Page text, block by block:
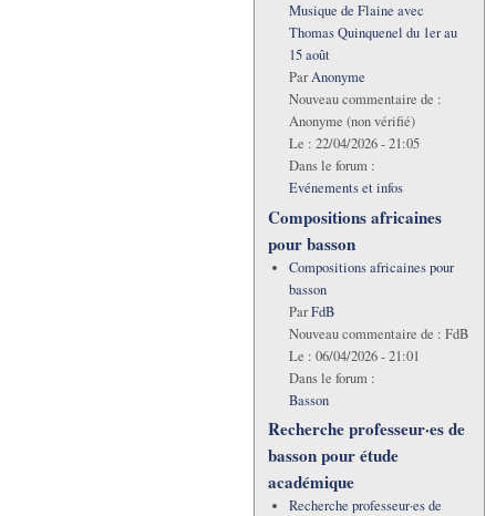
Musique de Flaine avec
Thomas Quinquenel du 1er au
15 août
ParAnonyme
Nouveau commentaire de :
Anonyme (non vérifié)
Le : 22/04/2026 - 21:05
Dans le forum :
Evénements et infos
Compositions africaines
pour basson
Compositions africaines pour
basson
ParFdB
Nouveau commentaire de : FdB
Le : 06/04/2026 - 21:01
Dans le forum :
Basson
Recherche professeur·es de
basson pour étude
académique
Recherche professeur·es de